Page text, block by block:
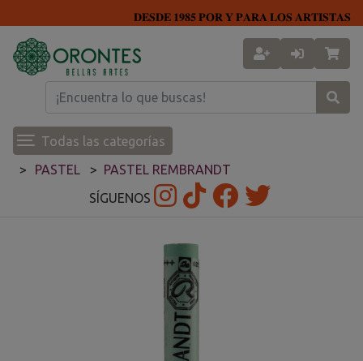
𝐃𝐄𝐒𝐃𝐄 𝟏𝟗𝟖𝟓 𝐏𝐎𝐑 𝐘 𝐏𝐀𝐑𝐀 𝐋𝐎𝐒 𝐀𝐑𝐓𝐈𝐒𝐓𝐀𝐒
Todas las categorías
PASTEL
PASTEL REMBRANDT
SÍGUENOS